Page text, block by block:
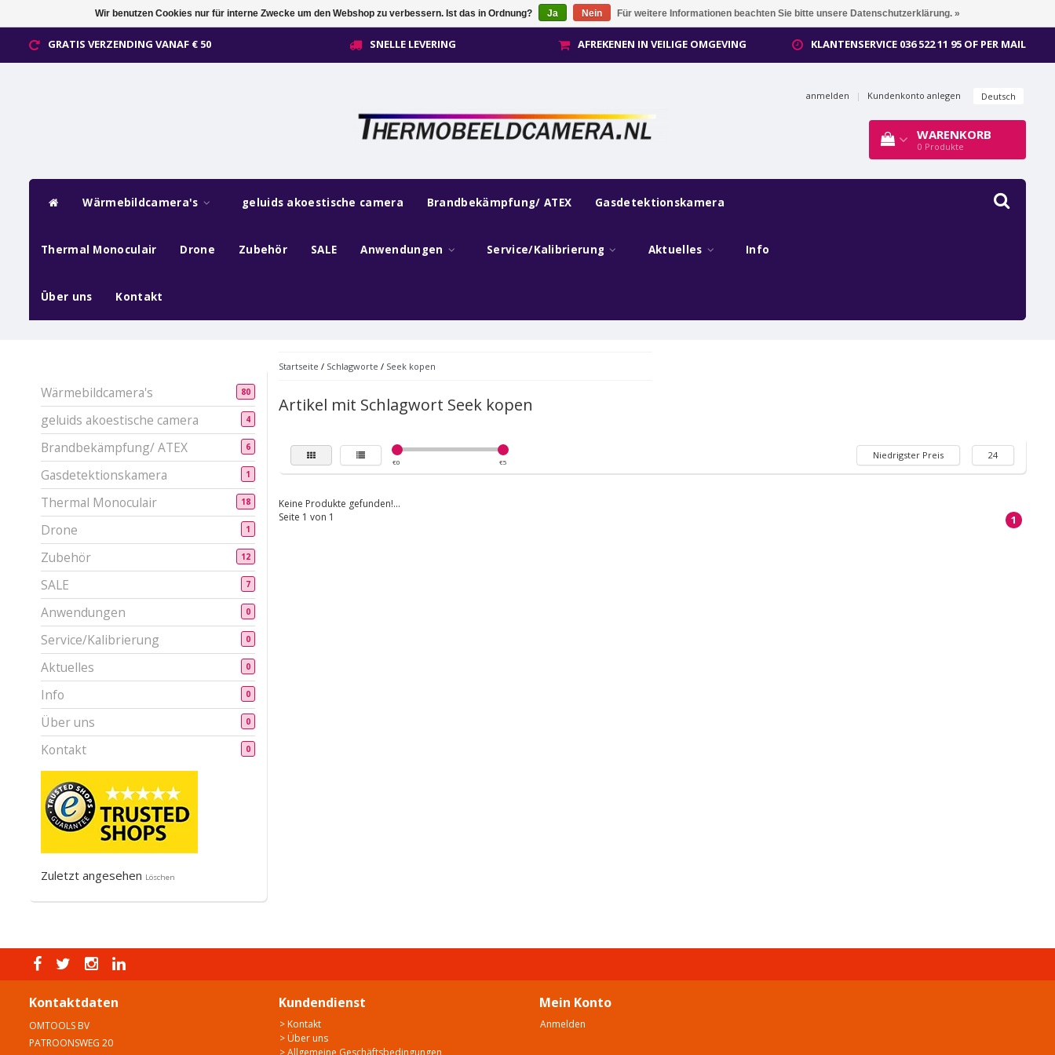
GRATIS VERZENDING VANAF € 50 SNELLE LEVERING AFREKENEN IN VEILIGE OMGEVING KLANTENSERVICE 036 522 11 95 OF PER MAIL
anmelden | Kundenkonto anlegen Deutsch
WARENKORB
0 Produkte
Wärmebildcamera's geluids akoestische camera Brandbekämpfung/ ATEX Gasdetektionskamera
Thermal Monoculair Drone Zubehör SALE Anwendungen Service/Kalibrierung Aktuelles Info
Über uns Kontakt
Wärmebildcamera's 80
geluids akoestische camera 4
Brandbekämpfung/ ATEX 6
Gasdetektionskamera 1
Thermal Monoculair 18
Drone 1
Zubehör 12
SALE 7
Anwendungen 0
Service/Kalibrierung 0
Aktuelles 0
Info 0
Über uns 0
Kontakt 0
Zuletzt angesehen Löschen
Startseite / Schlagworte / Seek kopen
Artikel mit Schlagwort Seek kopen
€0 €5
Niedrigster Preis 24
Keine Produkte gefunden!...
Seite 1 von 1
1
Kontaktdaten
OMTOOLS BV
PATROONSWEG 20
Kundendienst
> Kontakt
> Über uns
> Allgemeine Geschäftsbedingungen
Mein Konto
Anmelden
Wir benutzen Cookies nur für interne Zwecke um den Webshop zu verbessern. Ist das in Ordnung? Ja Nein Für weitere Informationen beachten Sie bitte unsere Datenschutzerklärung. »